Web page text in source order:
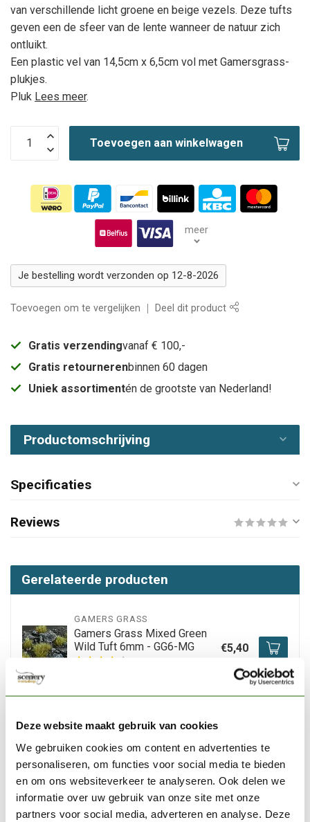
Deze website maakt gebruik van cookies
We gebruiken cookies om content en advertenties te
personaliseren, om functies voor social media te bieden
en om ons websiteverkeer te analyseren. Ook delen we
informatie over uw gebruik van onze site met onze
partners voor social media, adverteren en analyse. Deze
van verschillende licht groene en beige vezels. Deze tufts
geven een de sfeer van de lente wanneer de natuur zich
ontluikt.
Een plastic vel van 14,5cm x 6,5cm vol met Gamersgrass-
plukjes.
Pluk Lees meer.
Toevoegen aan winkelwagen
meer
Je bestelling wordt verzonden op 12-8-2026
Toevoegen om te vergelijken Deel dit product
Gratis verzendingvanaf € 100,-
Gratis retournerenbinnen 60 dagen
Uniek assortimentén de grootste van Nederland!
Productomschrijving
Specificaties
Reviews
Gerelateerde producten
GAMERS GRASS
Gamers Grass Mixed Green
Wild Tuft 6mm - GG6-MG
€5,40
Gamers Grass Strong Green
Wild Tuft 6mm - GG6-SG
Op voorraad
€5,40
GAMERS GRASS